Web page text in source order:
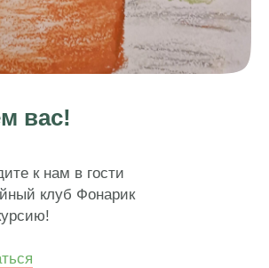
вас!
к нам в гости
клуб Фонарик